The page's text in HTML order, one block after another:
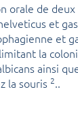
orale de
et
et
la
ainsi
la souris 2..